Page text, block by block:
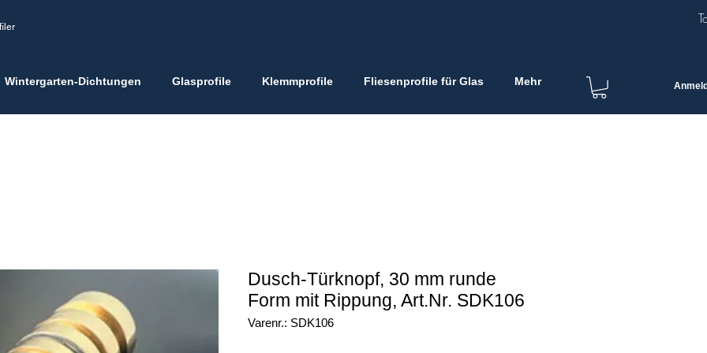
Wintergarten-Dichtungen Glasprofile Klemmprofile Fliesenprofile für Glas Mehr
Dusch-Türknopf, 30 mm runde
Form mit Rippung, Art.Nr. SDK106
Varenr.: SDK106